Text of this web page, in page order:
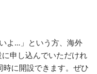
よ...」という方、海外
申し込んでいただけれ
時に開設できます。ぜひ